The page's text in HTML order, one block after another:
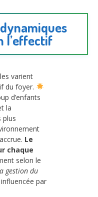
l’effectif
varient
du foyer.
d’enfants
la
plus
Le
chaque
selon le
gestion du
par